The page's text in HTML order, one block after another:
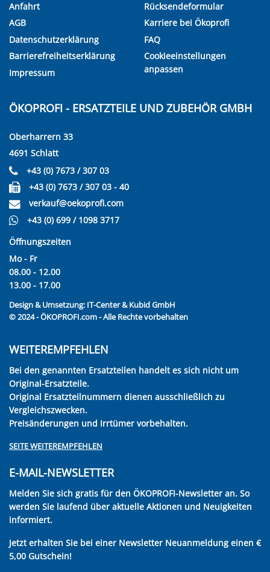
Anfahrt
AGB
Datenschutzerklärung
Barrierefreiheitserklärung
Impressum
Rücksendeformular
Karriere bei Ökoprofi
FAQ
Cookieeinstellungen
anpassen
ÖKOPROFI - ERSATZTEILE UND ZUBEHÖR GMBH
Oberharrern 33
4691 Schlatt
+43 (0) 7673 / 307 03
+43 (0) 7673 / 307 03 - 40
verkauf@oekoprofi.com
+43 (0) 699 / 1098 3717
Öffnungszeiten
Mo - Fr
08.00 - 12.00
13.00 - 17.00
Design & Umsetzung: IT-Center & Kubid GmbH
© 2024 - ÖKOPROFI.com - Alle Rechte vorbehalten
WEITEREMPFEHLEN
Bei den genannten Ersatzteilen handelt es sich nicht um
Original-Ersatzteile.
Original Ersatzteilnummern dienen ausschließlich zu
Vergleichszwecken.
Preisänderungen und Irrtümer vorbehalten.
SEITE WEITEREMPFEHLEN
E-MAIL-NEWSLETTER
Melden Sie sich gratis für den ÖKOPROFI-Newsletter an. So
werden Sie laufend über aktuelle Aktionen und Neuigkeiten
informiert.
Jetzt erhalten Sie bei einer Newsletter Neuanmeldung einen €
5,00 Gutschein!